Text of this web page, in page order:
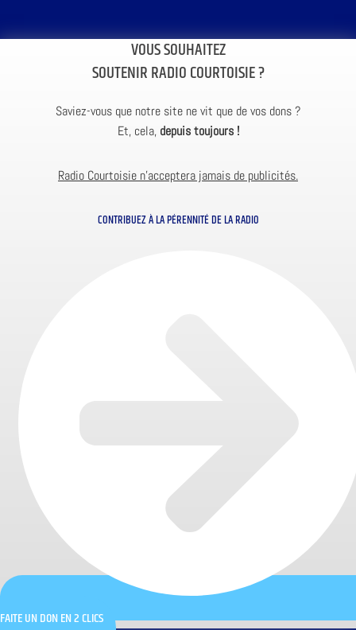
VOUS SOUHAITEZ
SOUTENIR RADIO COURTOISIE ?
Saviez-vous que notre site ne vit que de vos dons ?
Et, cela, depuis toujours !
Radio Courtoisie n’acceptera jamais de publicités.
CONTRIBUEZ À LA PÉRENNITÉ DE LA RADIO
FAITE UN DON EN 2 CLICS